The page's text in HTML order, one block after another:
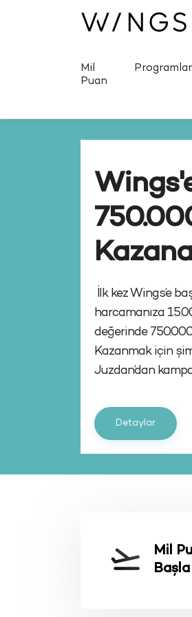
Mil
Puan
Programlar
Wings
Mil
Wings ile Mil Puan
Puanlarla ister
alışverişlerinizde
Detaylar
Mil
Başla